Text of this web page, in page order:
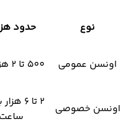
نوع حدود
اونسن عمومی ۵۰۰ تا ۲ هزار ین
اونسن خصوصی
۲ تا ۶
ساعت